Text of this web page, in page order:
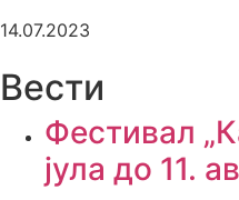
14.07.2023
Вести
Фестивал
јула до 11.